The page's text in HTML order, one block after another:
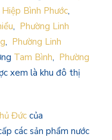
Bình Phước,
, Phường Linh
, Phường Linh
Tam Bình, Phường
xem là khu đô thị
Đức của
các sản phẩm nước